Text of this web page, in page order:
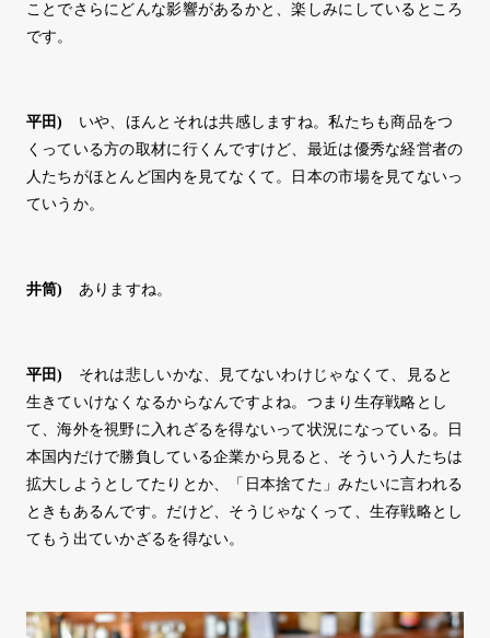
ことでさらにどんな影響があるかと、楽しみにしているところ
です。
平田)
いや、ほんとそれは共感しますね。私たちも商品をつ
くっている方の取材に行くんですけど、最近は優秀な経営者の
人たちがほとんど国内を見てなくて。日本の市場を見てないっ
ていうか。
井筒) ありますね。
平田)
それは悲しいかな、見てないわけじゃなくて、見ると
生きていけなくなるからなんですよね。つまり生存戦略とし
て、海外を視野に入れざるを得ないって状況になっている。日
本国内だけで勝負している企業から見ると、そういう人たちは
拡大しようとしてたりとか、「日本捨てた」みたいに言われる
ときもあるんです。だけど、そうじゃなくって、生存戦略とし
てもう出ていかざるを得ない。